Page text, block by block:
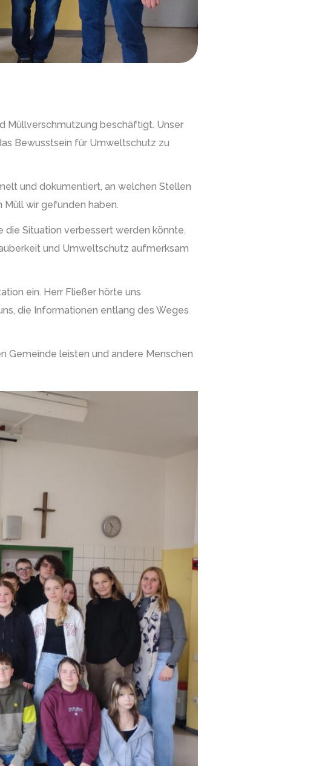
Müllverschmutzung beschäftigt. Unser
Bewusstsein für Umweltschutz zu
und dokumentiert, an welchen Stellen
wir gefunden haben.
die Situation verbessert werden könnte.
und Umweltschutz aufmerksam
ein. Herr Fließer hörte uns
die Informationen entlang des Weges
Gemeinde leisten und andere Menschen